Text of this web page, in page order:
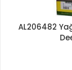
AL206482